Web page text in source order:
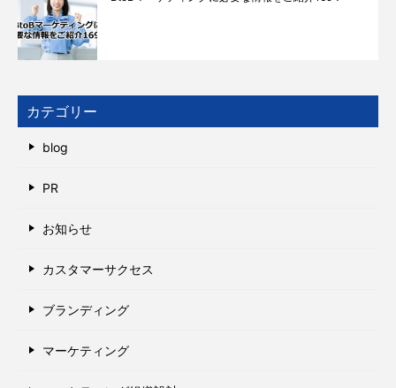
カテゴリー
blog
PR
お知らせ
カスタマーサクセス
ブランディング
マーケティング